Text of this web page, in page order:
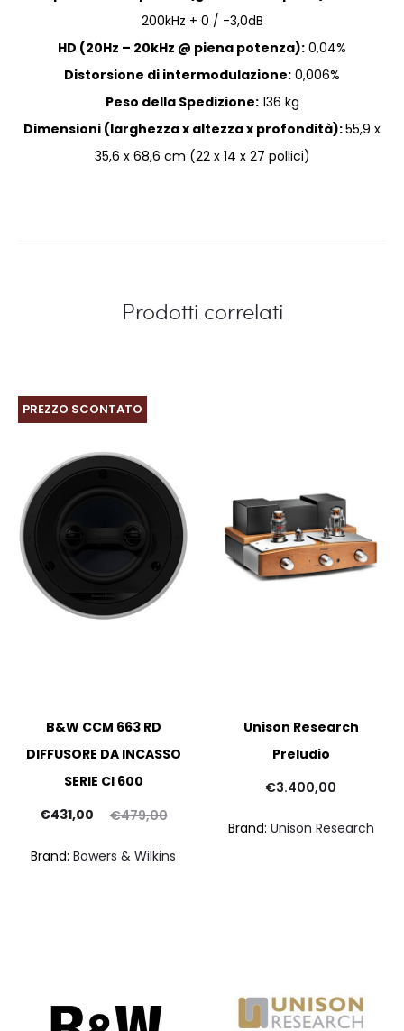
200kHz + 0 / -3,0dB
HD (20Hz – 20kHz @ piena potenza): 0,04%
Distorsione di intermodulazione: 0,006%
Peso della Spedizione:136 kg
Dimensioni (larghezza x altezza x profondità):55,9 x
35,6 x 68,6 cm (22 x 14 x 27 pollici)
Prodotti correlati
PREZZO SCONTATO
B&W CCM 663 RD
DIFFUSORE DA INCASSO
SERIE CI 600
€479,00
Il
€431,00
Brand: Bowers & Wilkins
Unison Research
Preludio
€3.400,00
Brand: Unison Research